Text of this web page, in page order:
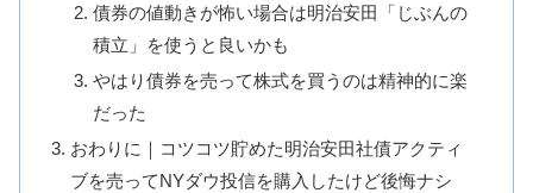
債券の値動きが怖い場合は明治安田「じぶんの
積立」を使うと良いかも
やはり債券を売って株式を買うのは精神的に楽
だった
おわりに｜コツコツ貯めた明治安田社債アクティ
ブを売ってNYダウ投信を購入したけど後悔ナシ